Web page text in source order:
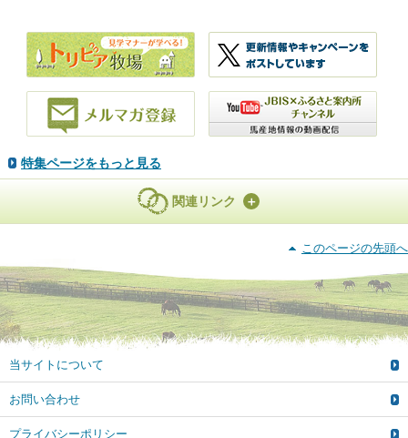
特集ページをもっと見る
関連リンク
このページの先頭へ
当サイトについて
お問い合わせ
プライバシーポリシー